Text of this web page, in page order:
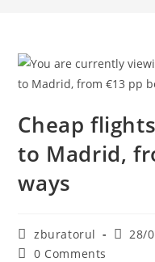
Cheap
to Madrid,
ways
Post
author:
zburatorul
Post28/
Post0 Comments